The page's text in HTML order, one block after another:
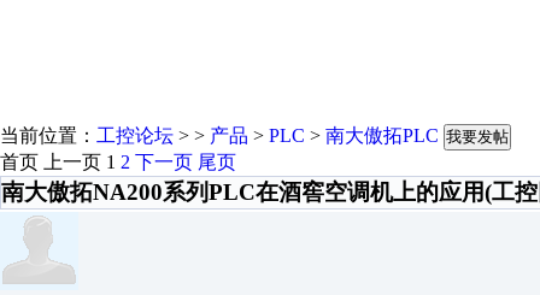
当前位置： 工控论坛 > > 产品 > PLC > 南大傲拓PLC 我要发帖
首页 上一页 1 2 下一页 尾页
南大傲拓NA200系列PLC在酒窖空调机上的应用(工